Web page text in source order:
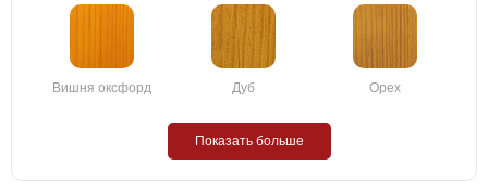
Вишня оксфорд Дуб Орех
Показать больше